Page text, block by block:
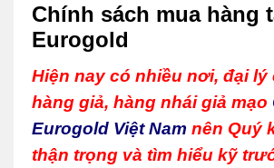
Chính sách mua hàng
Eurogold
Hiện nay có nhiều nơi, đại lý
hàng giả, hàng nhái giả mạo
Eurogold Việt Nam nên Quý
thận trọng và tìm hiểu kỹ